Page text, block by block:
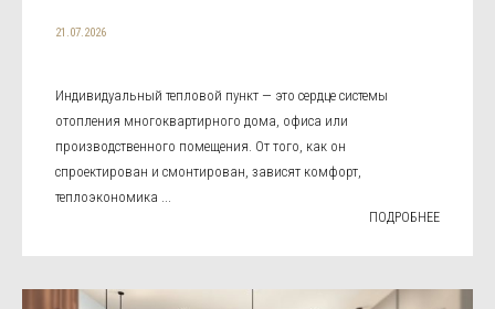
21.07.2026
Индивидуальный тепловой пункт — это сердце системы
отопления многоквартирного дома, офиса или
производственного помещения. От того, как он
спроектирован и смонтирован, зависят комфорт,
теплоэкономика ...
ПОДРОБНЕЕ